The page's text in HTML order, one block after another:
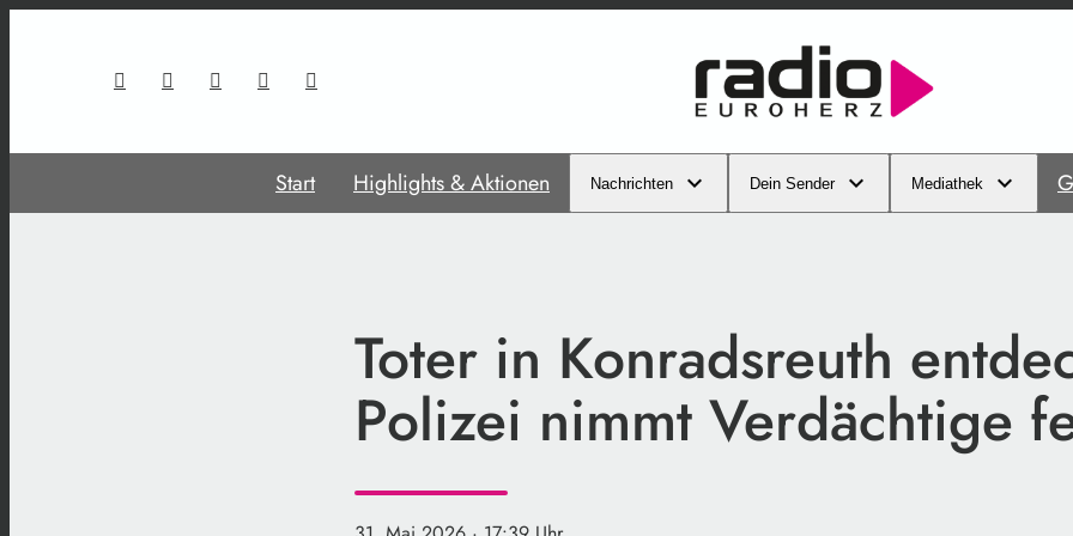
Start Highlights & Aktionen Nachrichten Dein Sender Mediathek
Toter in Konradsreuth
Polizei nimmt Verdächtige